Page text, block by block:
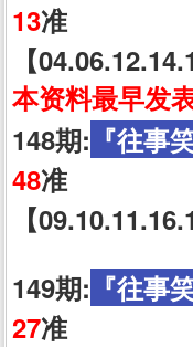
13准
【
本资料最早发
148期: 『往事
48准
【
149期: 『往事
27准